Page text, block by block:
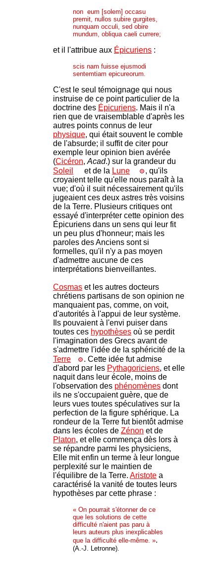
non eum [solem] occasu
premit, nullos subire gurgites,
nunquam occuli, sed obire
mundum, obliqua caeli currere;
et il l'attribue aux Épicuriens :
scis nam fuisse ejusmodi
sentemtiam epicureorum.
C'est le seul témoignage qui nous
instruise de ce point particulier de la
doctrine des Épicuriens. Mais il n'a
rien que de vraisemblable d'après les
autres points connus de leur
physique, qui était souvent le comble
de l'absurde; il suffit de citer pour
exemple leur opinion bien avérée
(Cicéron, Acad.) sur la grandeur du
Soleil
et de la Lune
, qu'ils
croyaient telle qu'elle nous paraît à la
vue; d'où il suit nécessairement qu'ils
jugeaient ces deux astres très voisins
de la Terre. Plusieurs critiques ont
essayé d'interpréter cette opinion des
Épicuriens dans un sens qui leur fit
un peu plus d'honneur; mais les
paroles des Anciens sont si
formelles, qu'il n'y a pas moyen
d'admettre aucune de ces
interprétations bienveillantes.
Cosmas et les autres docteurs
chrétiens partisans de son opinion ne
manquaient pas, comme, on voit,
d'autorités à l'appui de leur système.
Ils pouvaient à l'envi puiser dans
toutes ces hypothèses où se perdit
l'imagination des Grecs avant de
s'admettre l'idée de la sphéricité de la
Terre
. Cette idée fut admise
d'abord par les Pythagoriciens, et elle
naquit dans leur école, moins de
l'observation des phénomènes dont
ils ne s'occupaient guère, que de
leurs vues toutes spéculatives sur la
perfection de la figure sphérique. La
rondeur de la Terre fut bientôt admise
dans les écoles de Zénon et de
Platon, et elle commença dès lors à
se répandre parmi les physiciens,
Elle mit enfin un terme à leur longue
perplexité sur le maintien de
l'équilibre de la Terre. Aristote a
caractérisé la vanité de toutes leurs
hypothèses par cette phrase :
« On pourrait s'étonner de ce
que les solutions de cette
difficulté n'aient pas paru à
leurs auteurs plus inexplicables
que la difficulté elle-même. ».
(A.-J. Letronne).